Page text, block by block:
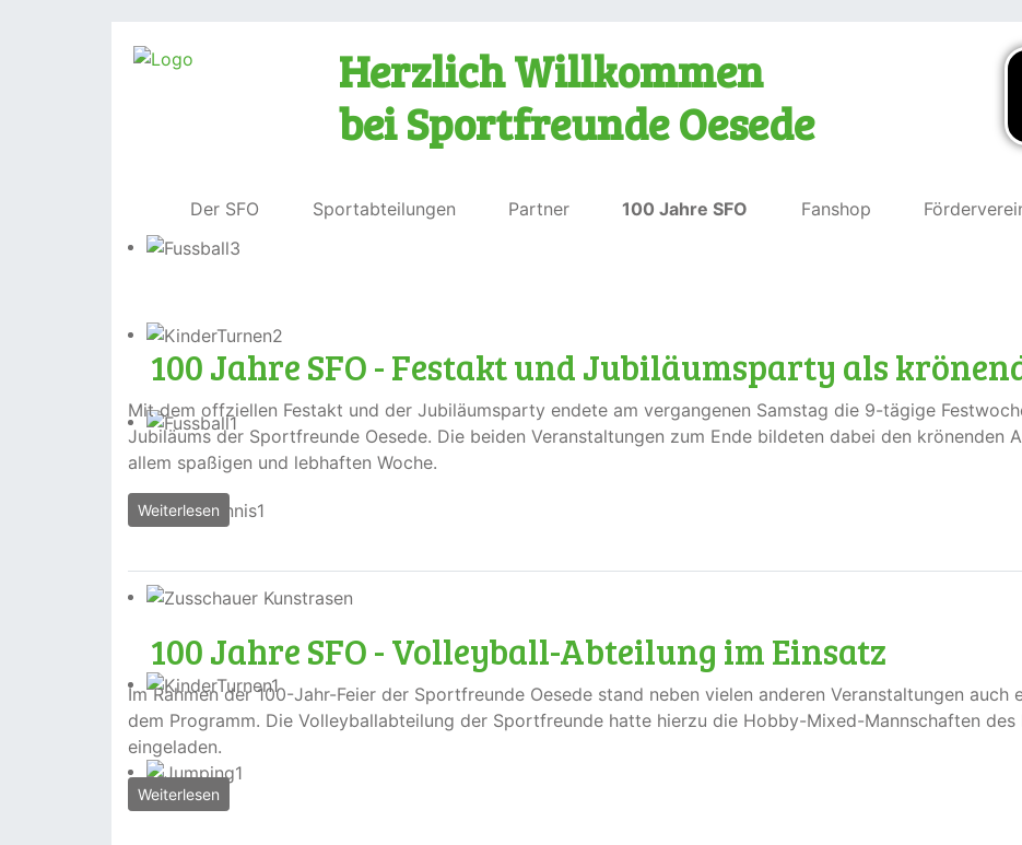
Herzlich Willkommen
bei Sportfreunde Oesede
Der SFO Sportabteilungen Partner 100 Jahre SFO Fanshop
100 Jahre SFO - Festakt und Jubiläumsparty als
Mit dem offziellen Festakt und der Jubiläumsparty endete am vergangenen Samstag die 9-tägige
Jubiläums der Sportfreunde Oesede. Die beiden Veranstaltungen zum Ende bildeten dabei den krönenden
allem spaßigen und lebhaften Woche.
Weiterlesen
100 Jahre SFO - Volleyball-Abteilung im Einsatz
Im Rahmen der 100-Jahr-Feier der Sportfreunde Oesede stand neben vielen anderen Veranstaltungen
dem Programm. Die Volleyballabteilung der Sportfreunde hatte hierzu die Hobby-Mixed-Mannschaften des
eingeladen.
Weiterlesen